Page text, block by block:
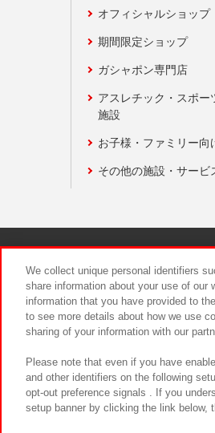
オフィシャルショップ
期間限定ショップ
ガシャポン専門店
アスレチック・スポー
施設
お子様・ファミリー向
その他の施設・サービ
We collect unique personal identifiers
share information about your use of our
information that you have provided to
to see more details about how we use
sharing of your information with our
Please note that even if you have
and other identifiers on the following
opt-out preference signals . If you
setup banner by clicking the link below,